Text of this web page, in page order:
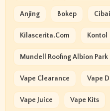
Anjing Bokep Cibai
Kilascerita.com Kontol
Mundell Roofing Albion Park
Vape Clearance Vape
Vape Juice Vape Kits